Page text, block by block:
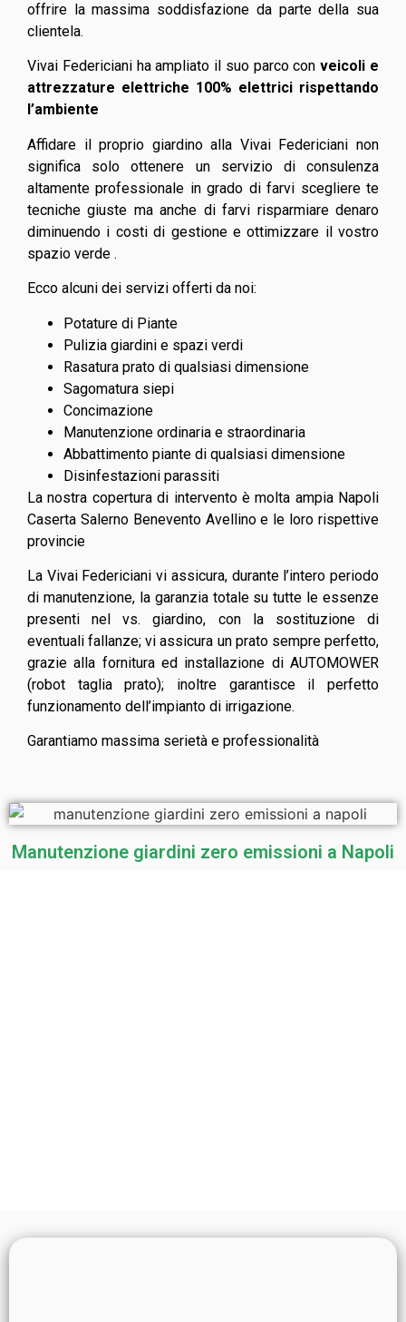
offrire la massima soddisfazione da parte della sua
clientela.
Vivai Federiciani ha ampliato il suo parco conveicoli e
attrezzature elettriche 100% elettrici rispettando
l’ambiente
Affidare il proprio giardino alla Vivai Federiciani non
significa solo ottenere un servizio di consulenza
altamente professionale in grado di farvi scegliere te
tecniche giuste ma anche di farvi risparmiare denaro
diminuendo i costi di gestione e ottimizzare il vostro
spazio verde .
Ecco alcuni dei servizi offerti da noi:
Potature di Piante
Pulizia giardini e spazi verdi
Rasatura prato di qualsiasi dimensione
Sagomatura siepi
Concimazione
Manutenzione ordinaria e straordinaria
Abbattimento piante di qualsiasi dimensione
Disinfestazioni parassiti
La nostra copertura di intervento è molta ampia Napoli
Caserta Salerno Benevento Avellino e le loro rispettive
provincie
La Vivai Federiciani vi assicura, durante l’intero periodo
di manutenzione, la garanzia totale su tutte le essenze
presenti nel vs. giardino, con la sostituzione di
eventuali fallanze; vi assicura un prato sempre perfetto,
grazie alla fornitura ed installazione di AUTOMOWER
(robot taglia prato); inoltre garantisce il perfetto
funzionamento dell’impianto di irrigazione.
Garantiamo massima serietà e professionalità
Manutenzione giardini zero emissioni a Napoli